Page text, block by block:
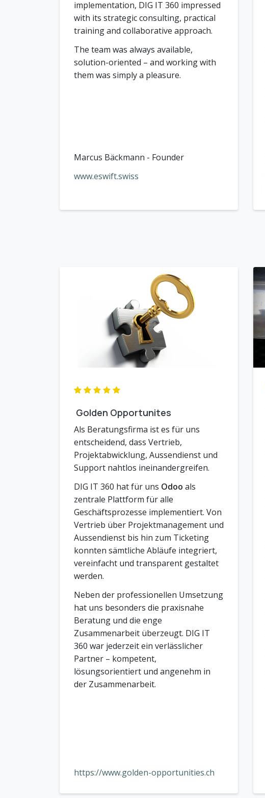
implementation, DIG IT 360 impressed
with its strategic consulting, practical
training and collaborative approach.
The team was always available,
solution-oriented – and working with
them was simply a pleasure.
Marcus Bäckmann - Founder
www.eswift.swiss
Golden Opportunites
Als Beratungsfirma ist es für uns
entscheidend, dass Vertrieb,
Projektabwicklung, Aussendienst und
Support nahtlos ineinandergreifen.
DIG IT 360 hat für uns Odoo als
zentrale Plattform für alle
Geschäftsprozesse implementiert. Von
Vertrieb über Projektmanagement und
Aussendienst bis hin zum Ticketing
konnten sämtliche Abläufe integriert,
vereinfacht und transparent gestaltet
werden.
Neben der professionellen Umsetzung
hat uns besonders die praxisnahe
Beratung und die enge
Zusammenarbeit überzeugt. DIG IT
360 war jederzeit ein verlässlicher
Partner – kompetent,
lösungsorientiert und angenehm in
der Zusammenarbeit.
https://www.golden-opportunities.ch